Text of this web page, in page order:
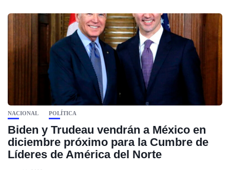
NACIONAL POLÍTICA
Biden y Trudeau vendrán a México en
diciembre próximo para la Cumbre de
Líderes de América del Norte